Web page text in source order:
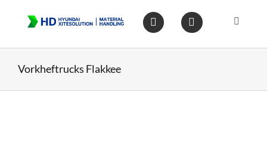
inhoud
Toggle
Vorkheftrucks Flakkee